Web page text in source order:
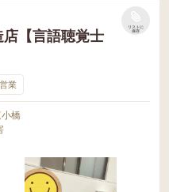
【言語聴覚士
リストに
保存
業
橋